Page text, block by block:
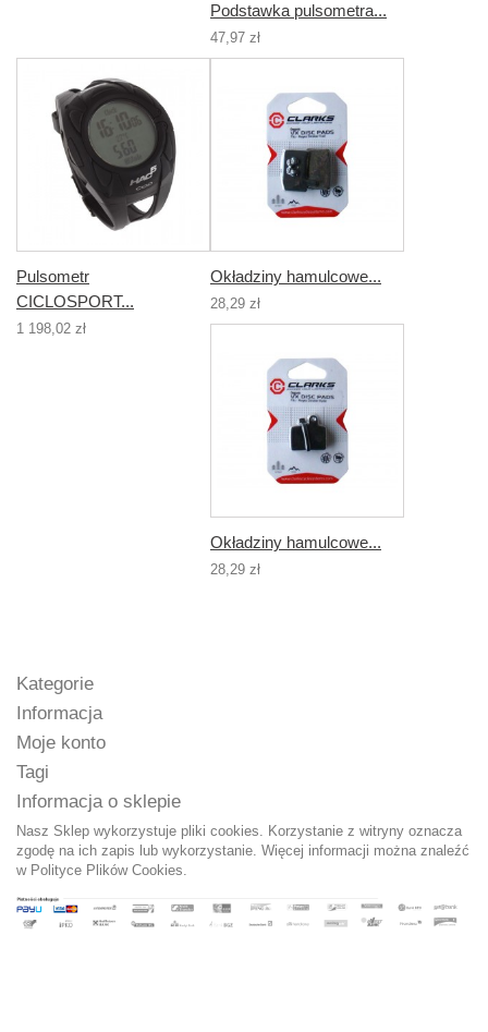
Podstawka pulsometra...
47,97 zł
Pulsometr
CICLOSPORT...
1 198,02 zł
Okładziny hamulcowe...
28,29 zł
Okładziny hamulcowe...
28,29 zł
Kategorie
Informacja
Moje konto
Tagi
Informacja o sklepie
Nasz Sklep wykorzystuje pliki cookies. Korzystanie z witryny oznacza
zgodę na ich zapis lub wykorzystanie. Więcej informacji można znaleźć
w Polityce Plików Cookies.